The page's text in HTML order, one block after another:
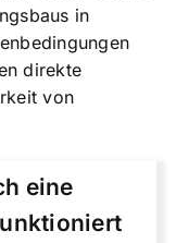
in
direkte
von
eine